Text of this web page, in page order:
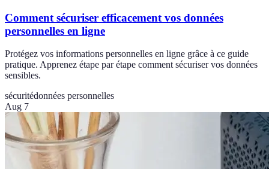
Comment sécuriser efficacement vos données
personnelles en ligne
Protégez vos informations personnelles en ligne grâce à ce guide
pratique. Apprenez étape par étape comment sécuriser vos données
sensibles.
sécuritédonnées personnelles
Aug 7